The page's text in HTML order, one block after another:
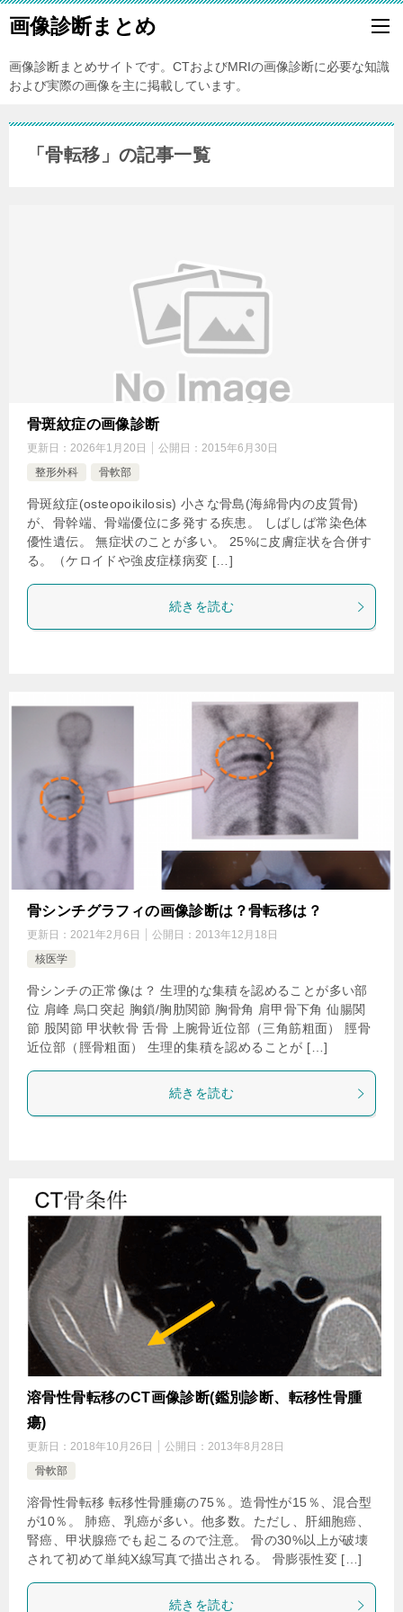
画像診断まとめ
画像診断まとめサイトです。CTおよびMRIの画像診断に必要な知識
および実際の画像を主に掲載しています。
「骨転移」の記事一覧
骨斑紋症の画像診断
更新日： 2026年1月20日 公開日： 2015年6月30日
整形外科
骨軟部
骨斑紋症(osteopoikilosis) 小さな骨島(海綿骨内の皮質骨)
が、骨幹端、骨端優位に多発する疾患。 しばしば常染色体
優性遺伝。 無症状のことが多い。 25%に皮膚症状を合併す
る。（ケロイドや強皮症様病変 […]
続きを読む
骨シンチグラフィの画像診断は？骨転移は？
更新日： 2021年2月6日 公開日： 2013年12月18日
核医学
骨シンチの正常像は？ 生理的な集積を認めることが多い部
位 肩峰 烏口突起 胸鎖/胸肋関節 胸骨角 肩甲骨下角 仙腸関
節 股関節 甲状軟骨 舌骨 上腕骨近位部（三角筋粗面） 脛骨
近位部（脛骨粗面） 生理的集積を認めることが […]
続きを読む
溶骨性骨転移のCT画像診断(鑑別診断、転移性骨腫
瘍)
更新日： 2018年10月26日 公開日： 2013年8月28日
骨軟部
溶骨性骨転移 転移性骨腫瘍の75％。造骨性が15％、混合型
が10％。 肺癌、乳癌が多い。他多数。ただし、肝細胞癌、
腎癌、甲状腺癌でも起こるので注意。 骨の30%以上が破壊
されて初めて単純X線写真で描出される。 骨膨張性変 […]
続きを読む